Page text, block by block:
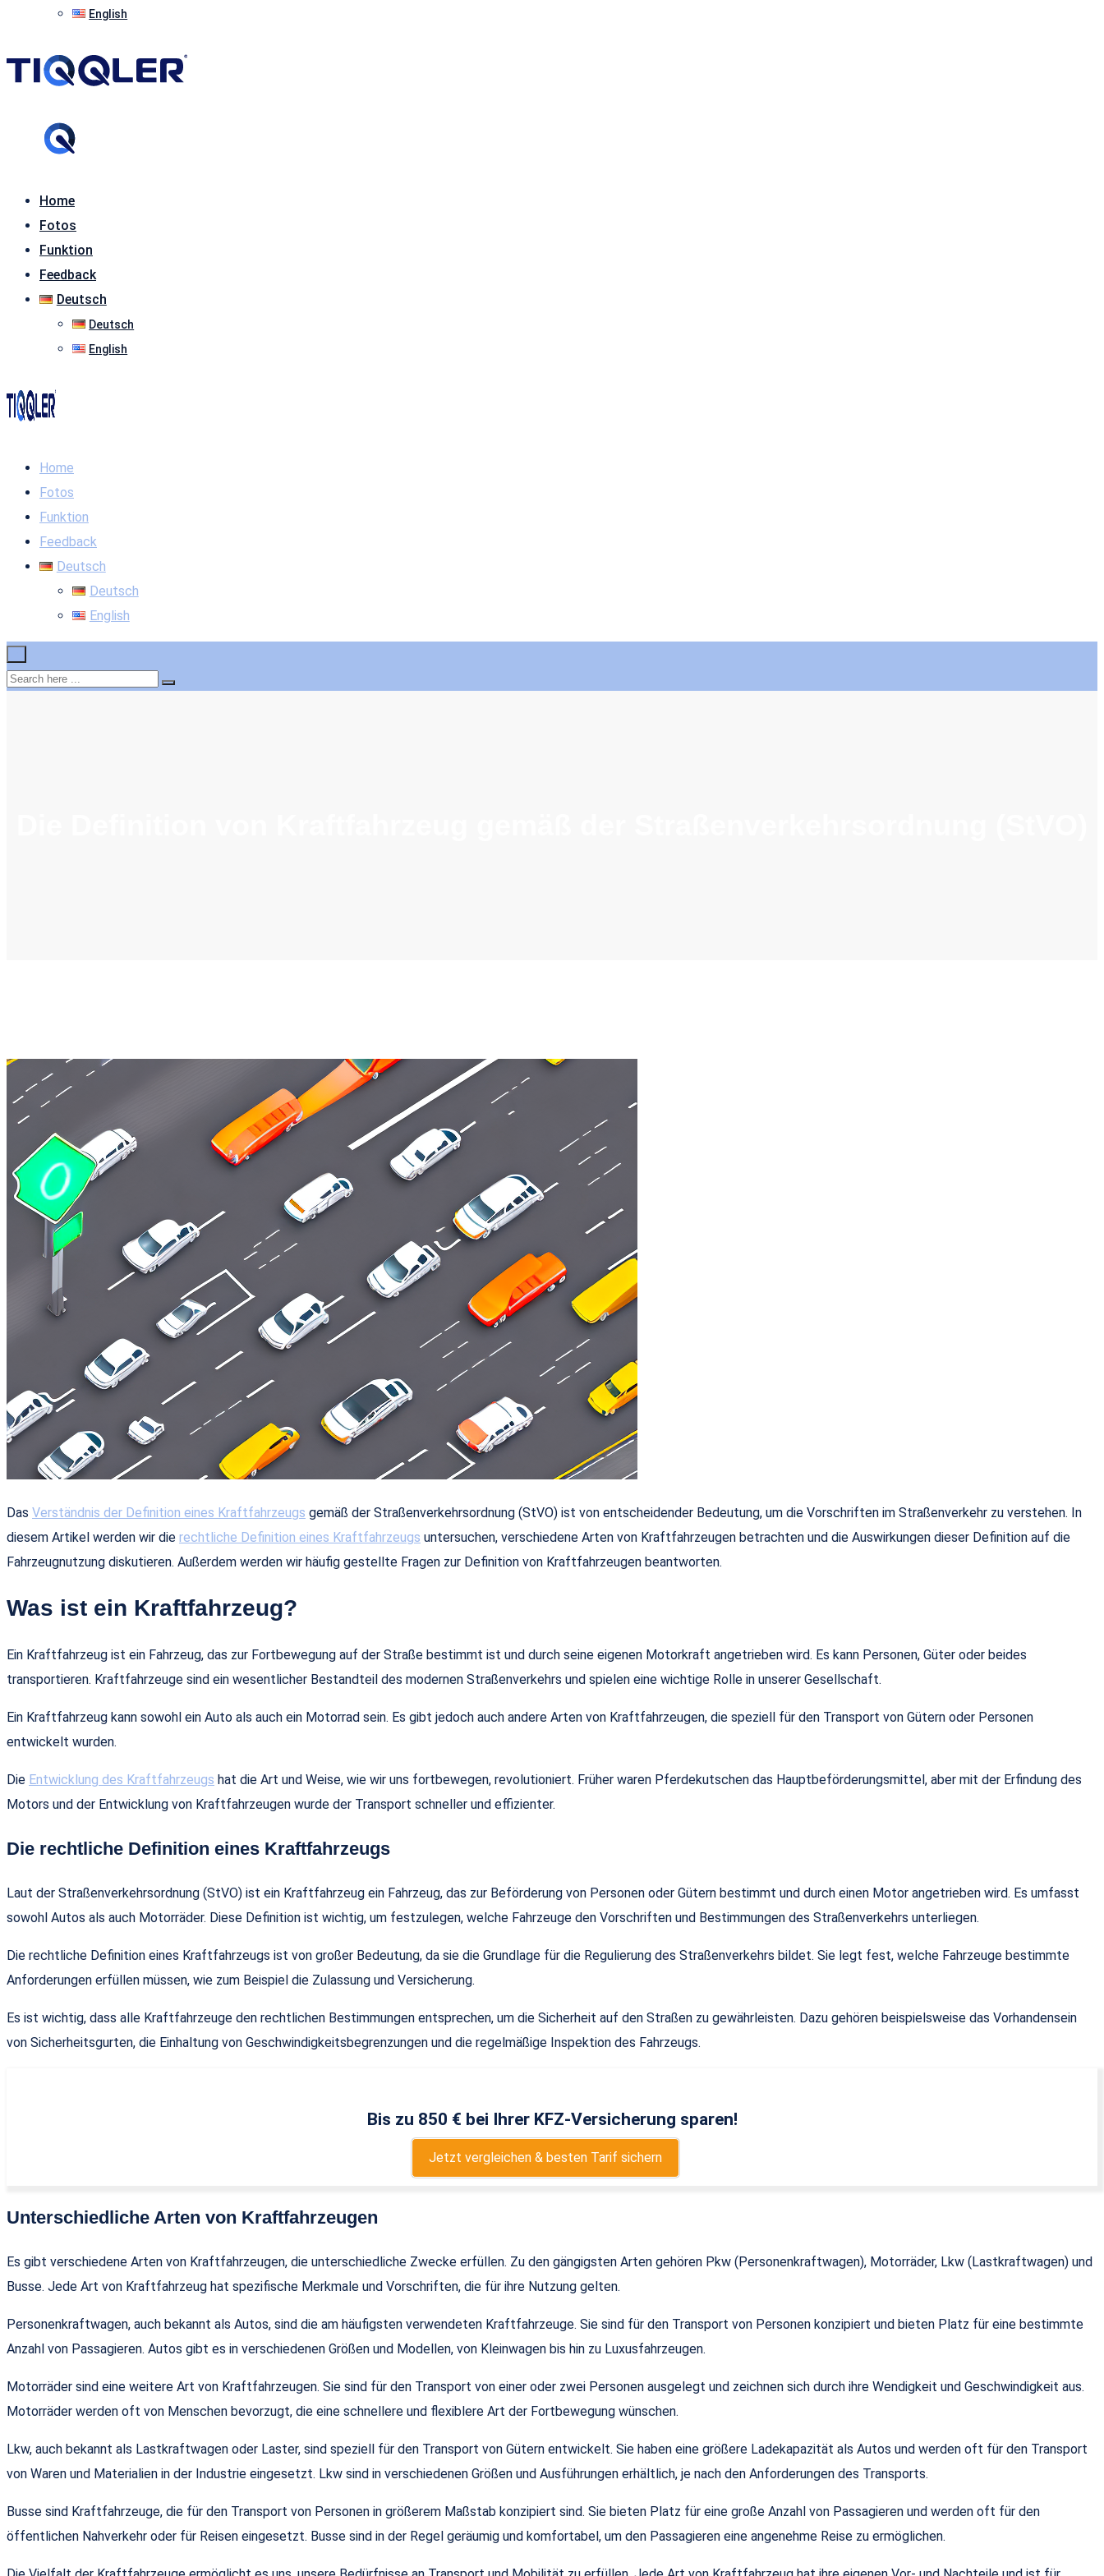
English
Home
Fotos
Funktion
Feedback
Deutsch
Deutsch
English
Home
Fotos
Funktion
Feedback
Deutsch
Deutsch
English
Das Verständnis der Definition eines Kraftfahrzeugs gemäß der Straßenverkehrsordnung (StVO) ist von entscheidender Bedeutung, um die Vorschriften im Straßenverkehr zu verstehen. In
diesem Artikel werden wir die rechtliche Definition eines Kraftfahrzeugs untersuchen, verschiedene Arten von Kraftfahrzeugen betrachten und die Auswirkungen dieser Definition auf die
Fahrzeugnutzung diskutieren. Außerdem werden wir häufig gestellte Fragen zur Definition von Kraftfahrzeugen beantworten.
Was ist ein Kraftfahrzeug?
Ein Kraftfahrzeug ist ein Fahrzeug, das zur Fortbewegung auf der Straße bestimmt ist und durch seine eigenen Motorkraft angetrieben wird. Es kann Personen, Güter oder beides
transportieren. Kraftfahrzeuge sind ein wesentlicher Bestandteil des modernen Straßenverkehrs und spielen eine wichtige Rolle in unserer Gesellschaft.
Ein Kraftfahrzeug kann sowohl ein Auto als auch ein Motorrad sein. Es gibt jedoch auch andere Arten von Kraftfahrzeugen, die speziell für den Transport von Gütern oder Personen
entwickelt wurden.
Die Entwicklung des Kraftfahrzeugs hat die Art und Weise, wie wir uns fortbewegen, revolutioniert. Früher waren Pferdekutschen das Hauptbeförderungsmittel, aber mit der Erfindung des
Motors und der Entwicklung von Kraftfahrzeugen wurde der Transport schneller und effizienter.
Die rechtliche Definition eines Kraftfahrzeugs
Laut der Straßenverkehrsordnung (StVO) ist ein Kraftfahrzeug ein Fahrzeug, das zur Beförderung von Personen oder Gütern bestimmt und durch einen Motor angetrieben wird. Es umfasst
sowohl Autos als auch Motorräder. Diese Definition ist wichtig, um festzulegen, welche Fahrzeuge den Vorschriften und Bestimmungen des Straßenverkehrs unterliegen.
Die rechtliche Definition eines Kraftfahrzeugs ist von großer Bedeutung, da sie die Grundlage für die Regulierung des Straßenverkehrs bildet. Sie legt fest, welche Fahrzeuge bestimmte
Anforderungen erfüllen müssen, wie zum Beispiel die Zulassung und Versicherung.
Es ist wichtig, dass alle Kraftfahrzeuge den rechtlichen Bestimmungen entsprechen, um die Sicherheit auf den Straßen zu gewährleisten. Dazu gehören beispielsweise das Vorhandensein
von Sicherheitsgurten, die Einhaltung von Geschwindigkeitsbegrenzungen und die regelmäßige Inspektion des Fahrzeugs.
Bis zu 850 € bei Ihrer KFZ-Versicherung sparen!
Jetzt vergleichen & besten Tarif sichern
Unterschiedliche Arten von Kraftfahrzeugen
Es gibt verschiedene Arten von Kraftfahrzeugen, die unterschiedliche Zwecke erfüllen. Zu den gängigsten Arten gehören Pkw (Personenkraftwagen), Motorräder, Lkw (Lastkraftwagen) und
Busse. Jede Art von Kraftfahrzeug hat spezifische Merkmale und Vorschriften, die für ihre Nutzung gelten.
Personenkraftwagen, auch bekannt als Autos, sind die am häufigsten verwendeten Kraftfahrzeuge. Sie sind für den Transport von Personen konzipiert und bieten Platz für eine bestimmte
Anzahl von Passagieren. Autos gibt es in verschiedenen Größen und Modellen, von Kleinwagen bis hin zu Luxusfahrzeugen.
Motorräder sind eine weitere Art von Kraftfahrzeugen. Sie sind für den Transport von einer oder zwei Personen ausgelegt und zeichnen sich durch ihre Wendigkeit und Geschwindigkeit aus.
Motorräder werden oft von Menschen bevorzugt, die eine schnellere und flexiblere Art der Fortbewegung wünschen.
Lkw, auch bekannt als Lastkraftwagen oder Laster, sind speziell für den Transport von Gütern entwickelt. Sie haben eine größere Ladekapazität als Autos und werden oft für den Transport
von Waren und Materialien in der Industrie eingesetzt. Lkw sind in verschiedenen Größen und Ausführungen erhältlich, je nach den Anforderungen des Transports.
Busse sind Kraftfahrzeuge, die für den Transport von Personen in größerem Maßstab konzipiert sind. Sie bieten Platz für eine große Anzahl von Passagieren und werden oft für den
öffentlichen Nahverkehr oder für Reisen eingesetzt. Busse sind in der Regel geräumig und komfortabel, um den Passagieren eine angenehme Reise zu ermöglichen.